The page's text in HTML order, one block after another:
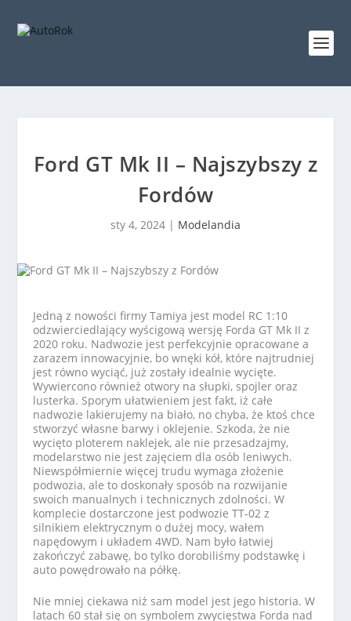
Ford GT Mk II – Najszybszy z
Fordów
sty 4, 2024 | Modelandia
Jedną z nowości firmy Tamiya jest model RC 1:10
odzwierciedlający wyścigową wersję Forda GT Mk II z
2020 roku. Nadwozie jest perfekcyjnie opracowane a
zarazem innowacyjnie, bo wnęki kół, które najtrudniej
jest równo wyciąć, już zostały idealnie wycięte.
Wywiercono również otwory na słupki, spojler oraz
lusterka. Sporym ułatwieniem jest fakt, iż całe
nadwozie lakierujemy na biało, no chyba, że ktoś chce
stworzyć własne barwy i oklejenie. Szkoda, że nie
wycięto ploterem naklejek, ale nie przesadzajmy,
modelarstwo nie jest zajęciem dla osób leniwych.
Niewspółmiernie więcej trudu wymaga złożenie
podwozia, ale to doskonały sposób na rozwijanie
swoich manualnych i technicznych zdolności. W
komplecie dostarczone jest podwozie TT-02 z
silnikiem elektrycznym o dużej mocy, wałem
napędowym i układem 4WD. Nam było łatwiej
zakończyć zabawę, bo tylko dorobiliśmy podstawkę i
auto powędrowało na półkę.
Nie mniej ciekawa niż sam model jest jego historia. W
latach 60 stał się on symbolem zwycięstwa Forda nad